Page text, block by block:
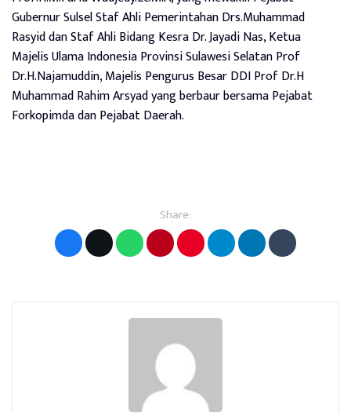
Gubernur Sulsel Staf Ahli Pemerintahan Drs.Muhammad
Rasyid dan Staf Ahli Bidang Kesra Dr. Jayadi Nas, Ketua
Majelis Ulama Indonesia Provinsi Sulawesi Selatan Prof
Dr.H.Najamuddin, Majelis Pengurus Besar DDI Prof Dr.H
Muhammad Rahim Arsyad yang berbaur bersama Pejabat
Forkopimda dan Pejabat Daerah.
Share: